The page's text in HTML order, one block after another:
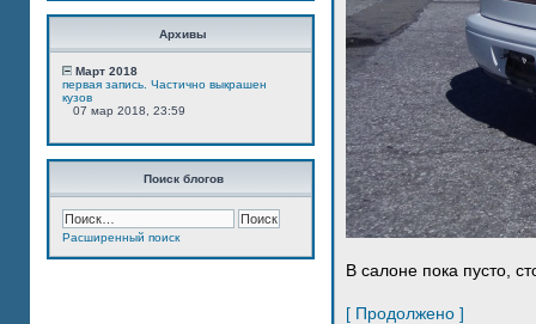
Архивы
Март 2018
первая запись. Частично выкрашен
кузов
07 мар 2018, 23:59
Поиск блогов
Расширенный поиск
В салоне пока пусто,
[ Продолжено ]